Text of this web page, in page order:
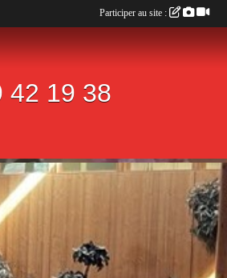
42 19 38
Participer au site :